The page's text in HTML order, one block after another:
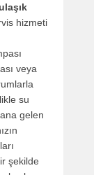
hizmeti
veya
su
gelen
şekilde